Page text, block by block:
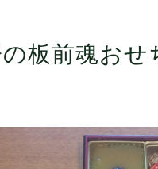
板前魂お